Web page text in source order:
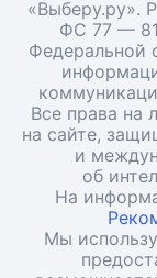
«Выберу.ру».
ФС 77 —
Федеральной
Все права на
на сайте,
и
об
На
Мы